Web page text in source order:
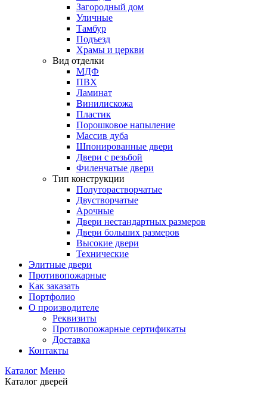
Загородный дом
Уличные
Тамбур
Подъезд
Храмы и церкви
Вид отделки
МДФ
ПВХ
Ламинат
Винилискожа
Пластик
Порошковое напыление
Массив дуба
Шпонированные двери
Двери с резьбой
Филенчатые двери
Тип конструкции
Полуторастворчатые
Двустворчатые
Арочные
Двери нестандартных размеров
Двери больших размеров
Высокие двери
Технические
Элитные двери
Противопожарные
Как заказать
Портфолио
О производителе
Реквизиты
Противопожарные сертификаты
Доставка
Контакты
Каталог Меню
Каталог дверей